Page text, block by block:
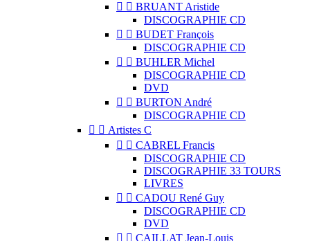
  BRUANT Aristide
DISCOGRAPHIE CD
  BUDET François
DISCOGRAPHIE CD
  BUHLER Michel
DISCOGRAPHIE CD
DVD
  BURTON André
DISCOGRAPHIE CD
  Artistes C
  CABREL Francis
DISCOGRAPHIE CD
DISCOGRAPHIE 33 TOURS
LIVRES
  CADOU René Guy
DISCOGRAPHIE CD
DVD
  CAILLAT Jean-Louis